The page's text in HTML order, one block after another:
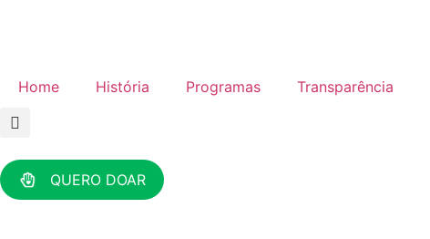
Home História Programas Transparência
QUERO DOAR